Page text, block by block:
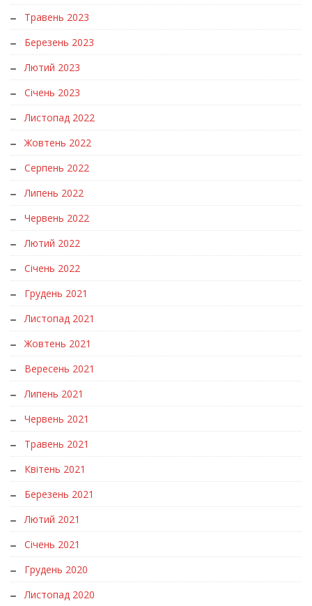
Травень 2023
Березень 2023
Лютий 2023
Січень 2023
Листопад 2022
Жовтень 2022
Серпень 2022
Липень 2022
Червень 2022
Лютий 2022
Січень 2022
Грудень 2021
Листопад 2021
Жовтень 2021
Вересень 2021
Липень 2021
Червень 2021
Травень 2021
Квітень 2021
Березень 2021
Лютий 2021
Січень 2021
Грудень 2020
Листопад 2020